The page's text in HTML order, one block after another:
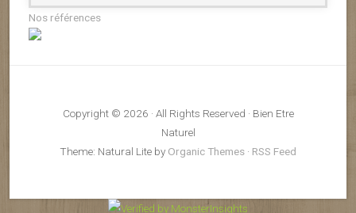
Nos références
Copyright © 2026 · All Rights Reserved · Bien Etre
Naturel
Theme: Natural Lite by Organic Themes · RSS Feed